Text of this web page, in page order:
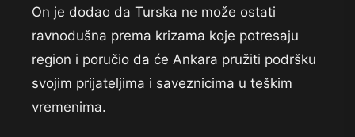
On je dodao da Turska ne može ostati
ravnodušna prema krizama koje potresaju
region i poručio da će Ankara pružiti podršku
svojim prijateljima i saveznicima u teškim
vremenima.